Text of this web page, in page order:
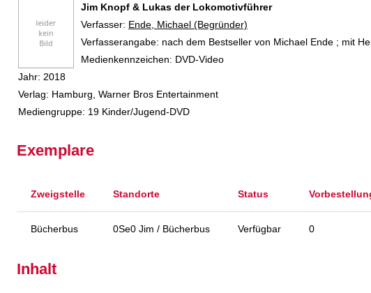
Jim Knopf & Lukas der Lokomotivführer
Verfasser: Suche nach diesem Verfasser
Ende, Michael (Begründer)
Verfasserangabe: nach dem Bestseller von Michael Ende ; mit
Medienkennzeichen: DVD-Video
Jahr: 2018
Verlag: Hamburg, Warner Bros Entertainment
Mediengruppe: 19 Kinder/Jugend-DVD
Exemplare
Zweigstelle Standorte Status
Bücherbus 0Se0 Jim / Bücherbus Verfügbar 0
Inhalt